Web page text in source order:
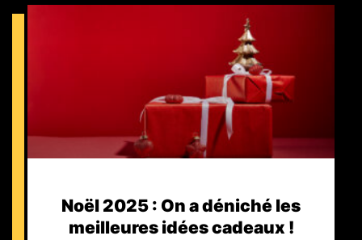
Noël 2025 : On a déniché les
meilleures idées cadeaux !